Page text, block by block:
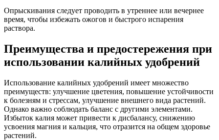
Опрыскивания следует проводить в утреннее или вечернее
время, чтобы избежать ожогов и быстрого испарения
раствора.
Преимущества и предостережения при
использовании калийных удобрений
Использование калийных удобрений имеет множество
преимуществ: улучшение цветения, повышение устойчивости
к болезням и стрессам, улучшение внешнего вида растений.
Однако важно соблюдать баланс с другими элементами.
Избыток калия может привести к дисбалансу, снижению
усвоения магния и кальция, что отразится на общем здоровье
растений.